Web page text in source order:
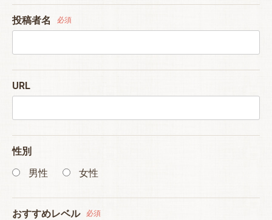
投稿者名 必須
URL
性別
男性
女性
おすすめレベル 必須